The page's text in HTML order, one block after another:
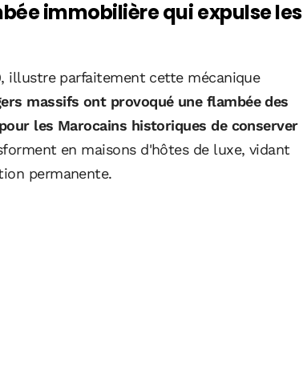
immobilière qui expulse les
illustre parfaitement cette mécanique
massifs ont provoqué une flambée des
les Marocains historiques de conserver
en maisons d'hôtes de luxe, vidant
permanente.